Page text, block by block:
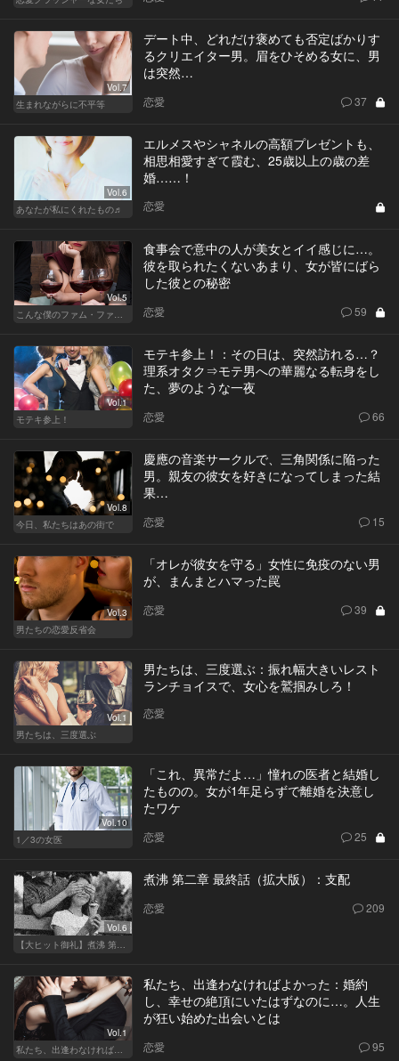
Vol.7
生まれながらに不平等
デート中、どれだけ褒めても否定ばかりす
るクリエイター男。眉をひそめる女に、男
は突然…
恋愛 37
Vol.6
あなたが私にくれたもの♬
エルメスやシャネルの高額プレゼントも、
相思相愛すぎて霞む、25歳以上の歳の差
婚……！
恋愛
Vol.5
こんな僕のファム・ファタル
食事会で意中の人が美女とイイ感じに…。
彼を取られたくないあまり、女が皆にばら
した彼との秘密
恋愛 59
Vol.1
モテキ参上！
モテキ参上！：その日は、突然訪れる…？
理系オタク⇒モテ男への華麗なる転身をし
た、夢のような一夜
恋愛 66
Vol.8
今日、私たちはあの街で
慶應の音楽サークルで、三角関係に陥った
男。親友の彼女を好きになってしまった結
果…
恋愛 15
Vol.3
男たちの恋愛反省会
「オレが彼女を守る」女性に免疫のない男
が、まんまとハマった罠
恋愛 39
Vol.1
男たちは、三度選ぶ
男たちは、三度選ぶ：振れ幅大きいレスト
ランチョイスで、女心を鷲掴みしろ！
恋愛
Vol.10
1／3の女医
「これ、異常だよ…」憧れの医者と結婚し
たものの。女が1年足らずで離婚を決意し
たワケ
恋愛 25
Vol.6
煮沸 第二章 最終話（拡大版）：支配
恋愛 209
Vol.1
私たち、出逢わなければよかった：婚約
し、幸せの絶頂にいたはずなのに…。人生
が狂い始めた出会いとは
恋愛 95